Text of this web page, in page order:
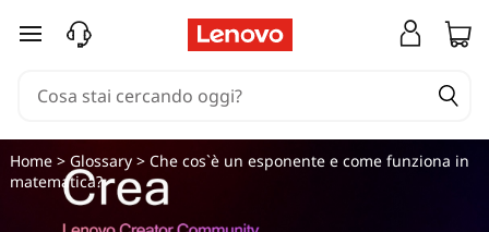
passa a contenuto principale
Home> Glossary> Che cos`è un esponente e come funziona in
matematica?